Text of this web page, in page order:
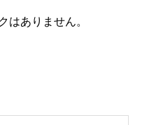
はありません。